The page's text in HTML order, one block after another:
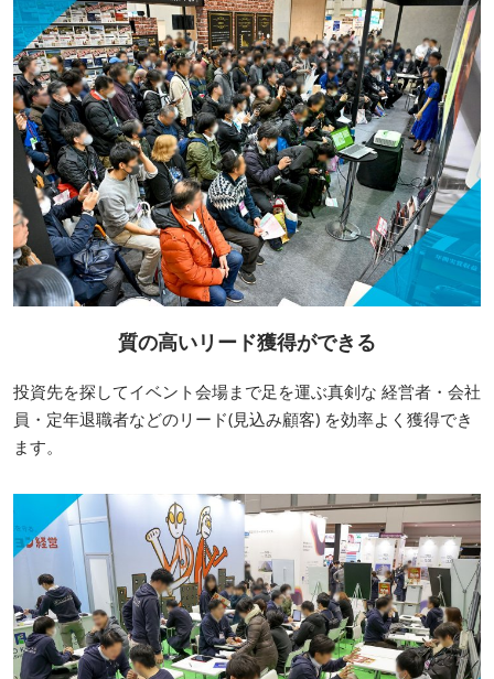
質の高いリード獲得ができる
投資先を探してイベント会場まで足を運ぶ真剣な 経営者・会社
員・定年退職者などのリード(見込み顧客) を効率よく獲得でき
ます。